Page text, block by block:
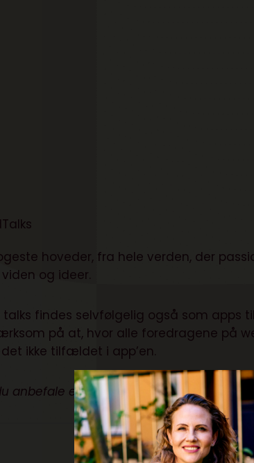
hoveder, fra hele verden, der
og ideer.
talks findes selvfølgelig også som apps
på at, hvor alle foredragene på
ikke tilfældet i app’en.
anbefale en TED-talk-video?